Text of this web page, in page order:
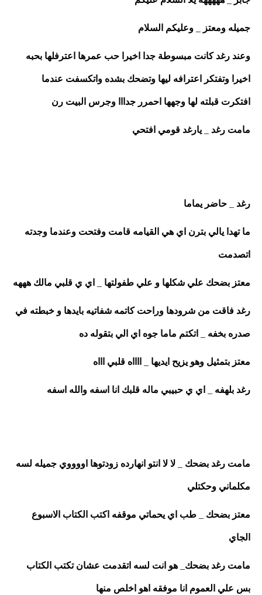
جميله ومعتز _ وعليكم السلام
افتكرت قبلته لها وجهها احمرر جدااا وجرس البيت رن
مامت رغد _ يارغد قومي افتحي
رغد _ حاضر يماما
اتصدمت
معتز بضحك علي شكلها و علي طفولتها _ اي ي قلبي مالك هههه
صدره بخفه _ اتكتم ماما جوه اي الي بتقوله ده
معتز بتمثيل وهو يزيح ايديها _ ااااه قلبي اااه
رغد بلهفه _ اي ي حبيبي ماله قلبك انا اسفه والله اسفه
مكلماني وحكتلي
الجاي
بس علي العموم انا موفقه اهو اخلص منها